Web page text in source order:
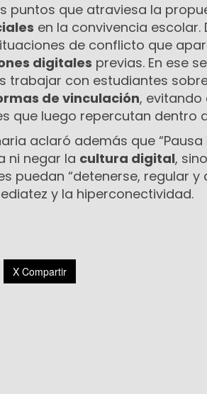
puntos que atraviesa la
en la convivencia escolar.
de conflicto que
digitales previas. En ese
trabajar con estudiantes
de vinculación, evitando
que luego repercutan dentro
aclaró además que “Pausa
ni negar la cultura digital,
puedan “detenerse, regular
y la hiperconectividad.
X Compartir